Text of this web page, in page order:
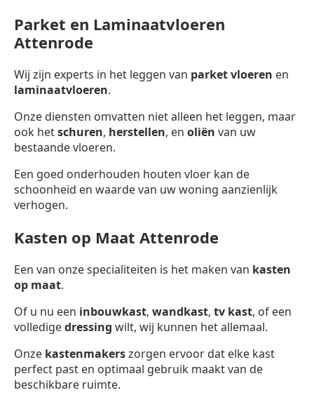
Parket en Laminaatvloeren
Attenrode
Wij zijn experts in het leggen van parket vloeren en
laminaatvloeren.
Onze diensten omvatten niet alleen het leggen, maar
ook hetschuren, herstellen, en oliën van uw
bestaande vloeren.
Een goed onderhouden houten vloer kan de
schoonheid en waarde van uw woning aanzienlijk
verhogen.
Kasten op Maat Attenrode
Een van onze specialiteiten is het maken van kasten
op maat.
Of u nu een inbouwkast, wandkast, tv kast, of een
volledigedressing wilt, wij kunnen het allemaal.
Onze kastenmakerszorgen ervoor dat elke kast
perfect past en optimaal gebruik maakt van de
beschikbare ruimte.